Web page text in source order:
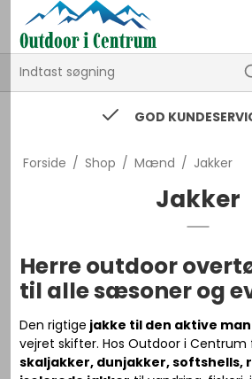
74 43 53 55 /
Forside / Shop / Mænd / Jakker
Jakker
Herre outdoor
til alle sæsoner og
Den rigtige jakke til den aktive
vejret skifter. Hos Outdoor i Centrum
skaljakker, dunjakker, softshells,